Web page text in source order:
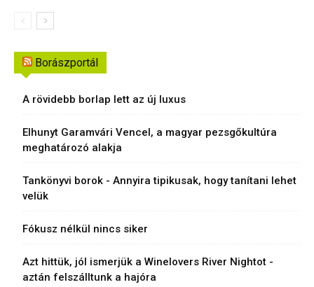
Borászportál
A rövidebb borlap lett az új luxus
Elhunyt Garamvári Vencel, a magyar pezsgőkultúra
meghatározó alakja
Tankönyvi borok - Annyira tipikusak, hogy tanítani lehet
velük
Fókusz nélkül nincs siker
Azt hittük, jól ismerjük a Winelovers River Nightot -
aztán felszálltunk a hajóra